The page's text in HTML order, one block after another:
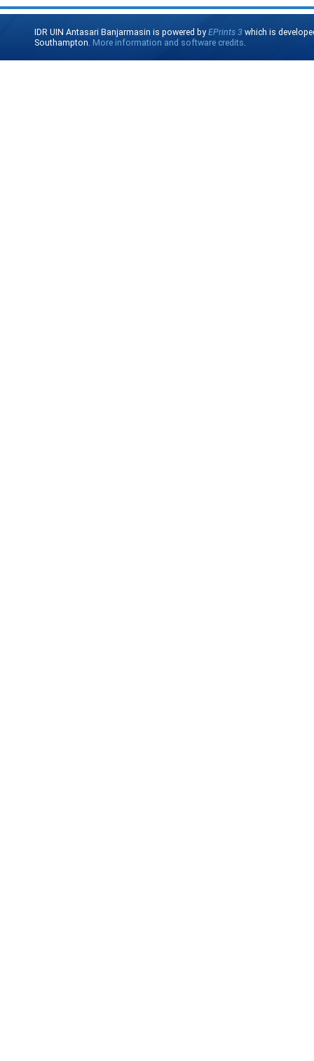
IDR UIN Antasari Banjarmasin is powered byEPrints 3 which is
Southampton. More information and software credits.